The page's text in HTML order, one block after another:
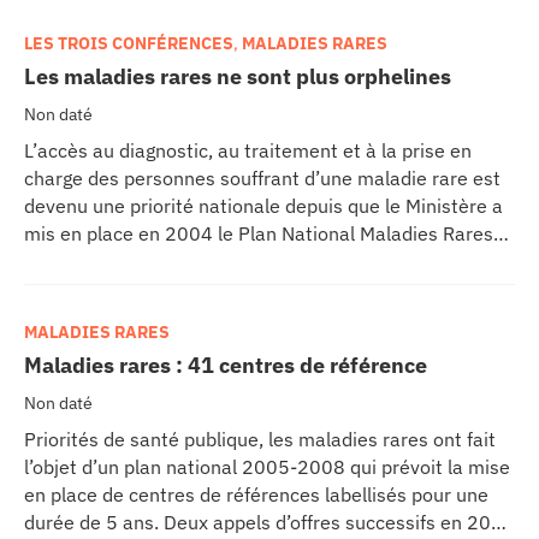
techniciens, mus par une même volonté de découvrir de
nouveaux traitements, de soulager, d’accompagner les
enfants et les adultes souffrant de maladies génétiques.
Dévoilée le 26 avril 2011 par le Professeur Claude
Griscelli, Président de la Fondation Imagine, et le
Professeur Alain Fischer, Directeur de l’IHU Imagine, la
maquette de l’imposant bâtiment dessiné par Jean
Nouvel et Bernard Valéro, incarne l’ambition de ses
pères : un hôpital de nouvelle génération, lieu unique et
Les maladies rares ne sont plus orphelines
Non daté
LES TROIS CONFÉRENCES, MALADIES RARES
L’accès au diagnostic, au traitement et à la prise en
charge des personnes souffrant d’une maladie rare est
devenu une priorité nationale depuis que le Ministère a
mis en place en 2004 le Plan National Maladies Rares
des 67 centres porteurs du label « centre de
référence »…
Maladies rares : 41 centres de référence
Non daté
MALADIES RARES
Priorités de santé publique, les maladies rares ont fait
l’objet d’un plan national 2005-2008 qui prévoit la mise
en place de centres de références labellisés pour une
durée de 5 ans. Deux appels d’offres successifs en 2004